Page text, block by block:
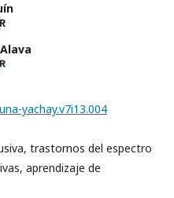
yachay.v7i13.004
trastornos del espectro
aprendizaje de